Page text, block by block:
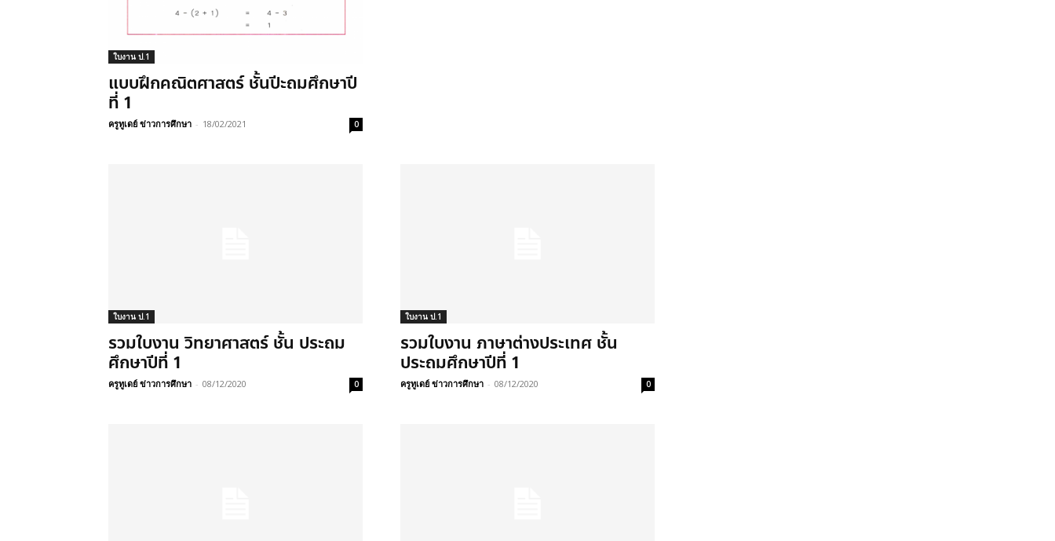
ใบงาน ป.1
แบบฝึกคณิตศาสตร์ ชั้นปีะถมศึกษาปี
ที่ 1
ครูทูเดย์ ข่าวการศึกษา - 18/02/2021 0
ใบงาน ป.1
รวมใบงาน วิทยาศาสตร์ ชั้น ประถม
ศึกษาปีที่ 1
ครูทูเดย์ ข่าวการศึกษา - 08/12/2020 0
ใบงาน ป.1
รวมใบงาน ภาษาต่างประเทศ ชั้น
ประถมศึกษาปีที่ 1
ครูทูเดย์ ข่าวการศึกษา - 08/12/2020 0